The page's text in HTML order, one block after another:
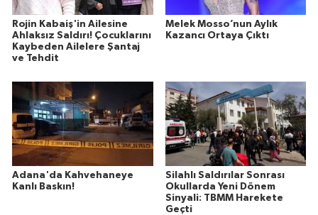
Rojin Kabaiş'in Ailesine
Ahlaksız Saldırı! Çocuklarını
Kaybeden Ailelere Şantaj
ve Tehdit
Melek Mosso’nun Aylık
Kazancı Ortaya Çıktı
Adana'da Kahvehaneye
Kanlı Baskın!
Silahlı Saldırılar Sonrası
Okullarda Yeni Dönem
Sinyali: TBMM Harekete
Geçti